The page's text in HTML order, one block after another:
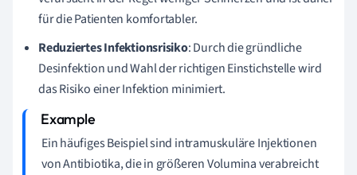
für die Patienten komfortabler.
Reduziertes Infektionsrisiko: Durch die gründliche
Desinfektion und Wahl der richtigen Einstichstelle wird
das Risiko einer Infektion minimiert.
Ein häufiges Beispiel sind intramuskuläre Injektionen
von Antibiotika, die in größeren Volumina verabreicht